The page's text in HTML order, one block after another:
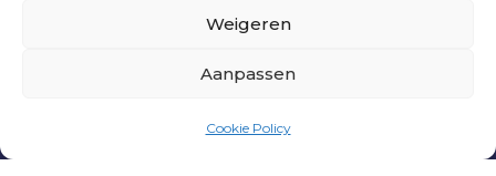
Weigeren
Aanpassen
Cookie Policy
| WEBSITE DOOR